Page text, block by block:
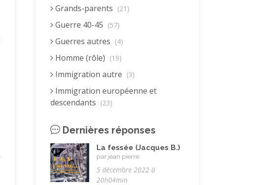
Grands-parents (21)
Guerre 40-45 (57)
Guerres autres (4)
Homme (rôle) (19)
Immigration autre (3)
Immigration européenne et
descendants (23)
descendants (18)
Immigration subsaharienne et
descendants (18)
Juif.ve (être) (10)
Dernières réponses
La fessée (Jacques B.)
par jean pierre
5 décembre 2022 à
20h04min